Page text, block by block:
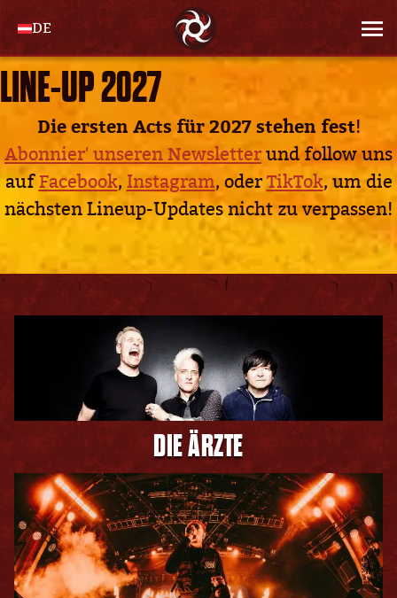
DE
LINE-UP 2027
Die ersten Acts für 2027 stehen fest!
Abonnier' unseren Newsletter und follow uns
aufFacebook, Instagram, oder TikTok, um die
nächsten Lineup-Updates nicht zu verpassen!
DIE ÄRZTE